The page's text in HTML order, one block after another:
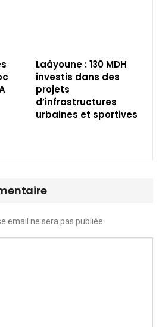
Laâyoune : 130 MDH
investis dans des
projets
d’infrastructures
urbaines et sportives
email ne sera pas publiée.